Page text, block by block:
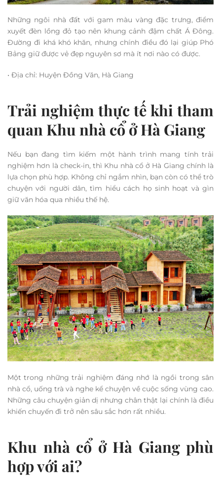
Những ngôi nhà đất với gam màu vàng đặc trưng, điểm
xuyết đèn lồng đỏ tạo nên khung cảnh đậm chất Á Đông.
Đường đi khá khó khăn, nhưng chính điều đó lại giúp Phó
Bảng giữ được vẻ đẹp nguyên sơ mà ít nơi nào có được.
• Địa chỉ: Huyện Đồng Văn, Hà Giang
Trải nghiệm thực tế khi tham
quan Khu nhà cổ ở Hà Giang
Nếu bạn đang tìm kiếm một hành trình mang tính trải
nghiệm hơn là check-in, thì Khu nhà cổ ở Hà Giang chính là
lựa chọn phù hợp. Không chỉ ngắm nhìn, bạn còn có thể trò
chuyện với người dân, tìm hiểu cách họ sinh hoạt và gìn
giữ văn hóa qua nhiều thế hệ.
Một trong những trải nghiệm đáng nhớ là ngồi trong sân
nhà cổ, uống trà và nghe kể chuyện về cuộc sống vùng cao.
Những câu chuyện giản dị nhưng chân thật lại chính là điều
khiến chuyến đi trở nên sâu sắc hơn rất nhiều.
Khu nhà cổ ở Hà Giang phù
hợp với ai?